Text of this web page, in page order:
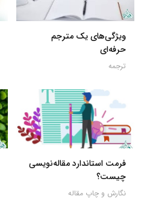
ویژگی‌های یک مترجم
حرفه‌ای
ترجمه
فرمت استاندارد مقاله‌نویسی
چیست؟
نگارش و چاپ مقاله